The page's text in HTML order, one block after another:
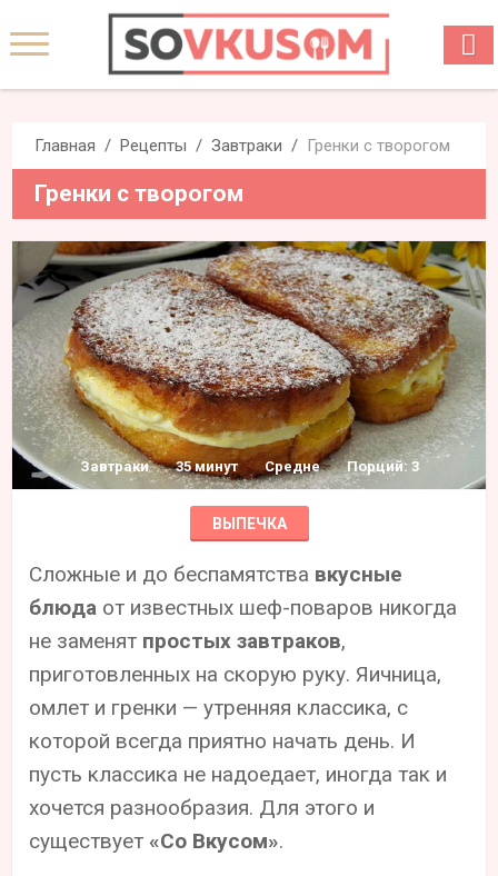
Главная Рецепты Завтраки Гренки с творогом
Гренки с творогом
Завтраки 35 минут Средне Порций: 3
ВЫПЕЧКА
Сложные и до беспамятства вкусные
блюда от известных шеф-поваров никогда
не заменят простых завтраков,
приготовленных на скорую руку. Яичница,
омлет и гренки — утренняя классика, с
которой всегда приятно начать день. И
пусть классика не надоедает, иногда так и
хочется разнообразия. Для этого и
существует «Со Вкусом».